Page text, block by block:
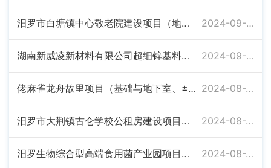
汨罗市白塘镇中心敬老院建设项目（地下室、地上及室外工程）施工许可证 2024-09-05
湖南新威凌新材料有限公司超细锌基料智能化生产技改及研发中心建设项目施工许可证 2024-09-04
佬麻雀龙舟故里项目（基础与地下室、±0.00以上及室外工程）施工许可证 2024-08-29
汨罗市大荆镇古仑学校公租房建设项目施工许可证 2024-08-27
汨罗生物综合型高端食用菌产业园项目（二期）施工许可证 2024-08-22